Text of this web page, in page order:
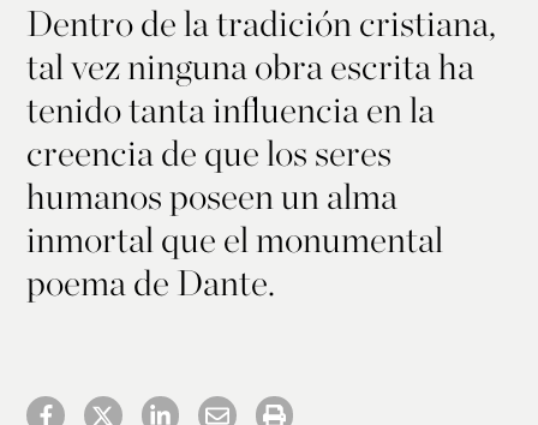
Dentro de la tradición cristiana,
tal vez ninguna obra escrita ha
tenido tanta influencia en la
creencia de que los seres
humanos poseen un alma
inmortal que el monumental
poema de Dante.